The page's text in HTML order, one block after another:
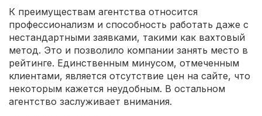
К преимуществам агентства относится
профессионализм и способность работать даже с
нестандартными заявками, такими как вахтовый
метод. Это и позволило компании занять место в
рейтинге. Единственным минусом, отмеченным
клиентами, является отсутствие цен на сайте, что
некоторым кажется неудобным. В остальном
агентство заслуживает внимания.